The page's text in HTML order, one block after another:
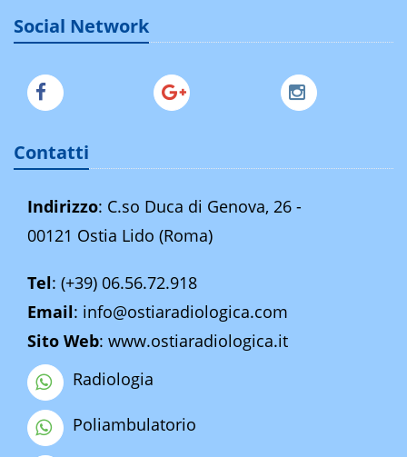
Social Network
Contatti
Indirizzo: C.so Duca di Genova, 26 -
00121 Ostia Lido (Roma)
Tel: (+39) 06.56.72.918
Email: info@ostiaradiologica.com
Sito Web: www.ostiaradiologica.it
Radiologia
Poliambulatorio